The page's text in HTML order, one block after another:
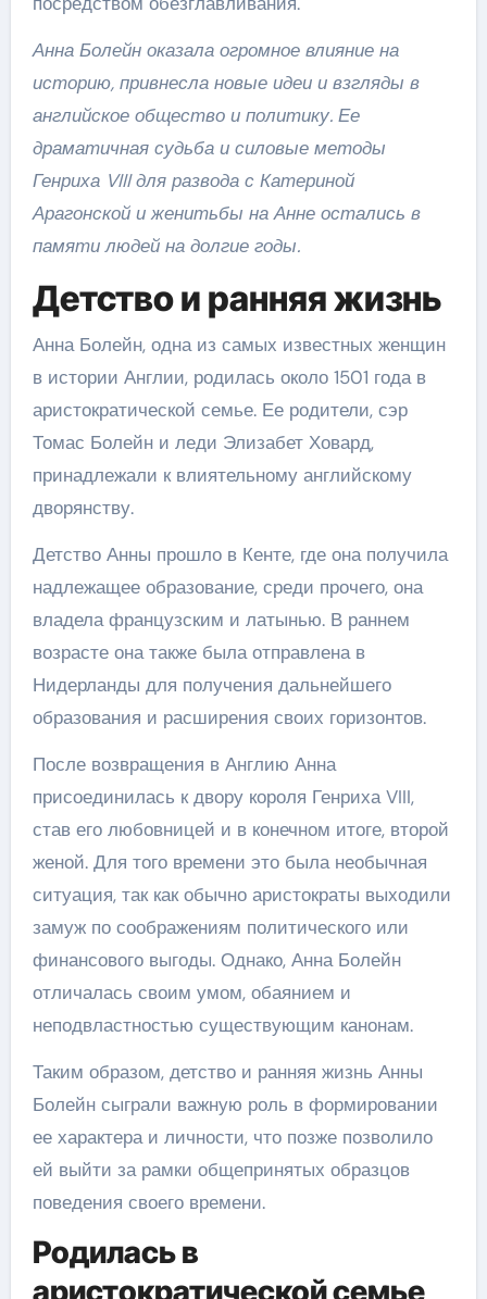
Анна Болейн оказала огромное влияние на
историю, привнесла новые идеи и взгляды в
английское общество и политику. Ее
драматичная судьба и силовые методы
Генриха VIII для развода с Катериной
Арагонской и женитьбы на Анне остались в
памяти людей на долгие годы.
Детство и ранняя жизнь
Анна Болейн, одна из самых известных женщин
в истории Англии, родилась около 1501 года в
аристократической семье. Ее родители, сэр
Томас Болейн и леди Элизабет Ховард,
принадлежали к влиятельному английскому
дворянству.
Детство Анны прошло в Кенте, где она получила
надлежащее образование, среди прочего, она
владела французским и латынью. В раннем
возрасте она также была отправлена в
Нидерланды для получения дальнейшего
образования и расширения своих горизонтов.
После возвращения в Англию Анна
присоединилась к двору короля Генриха VIII,
став его любовницей и в конечном итоге, второй
женой. Для того времени это была необычная
ситуация, так как обычно аристократы выходили
замуж по соображениям политического или
финансового выгоды. Однако, Анна Болейн
отличалась своим умом, обаянием и
неподвластностью существующим канонам.
Таким образом, детство и ранняя жизнь Анны
Болейн сыграли важную роль в формировании
ее характера и личности, что позже позволило
ей выйти за рамки общепринятых образцов
поведения своего времени.
Родилась в
аристократической семье